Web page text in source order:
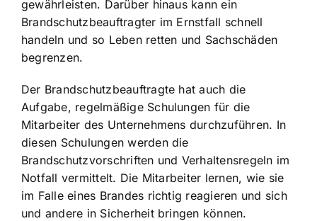
gewährleisten. Darüber hinaus kann ein
Brandschutzbeauftragter im Ernstfall schnell
handeln und so Leben retten und Sachschäden
begrenzen.
Der Brandschutzbeauftragte hat auch die
Aufgabe, regelmäßige Schulungen für die
Mitarbeiter des Unternehmens durchzuführen. In
diesen Schulungen werden die
Brandschutzvorschriften und Verhaltensregeln im
Notfall vermittelt. Die Mitarbeiter lernen, wie sie
im Falle eines Brandes richtig reagieren und sich
und andere in Sicherheit bringen können.